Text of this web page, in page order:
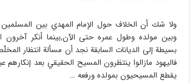
ولا شك أن الخلاف حول الإمام المهدي بين
وبين مولده وطول عمره حتى الآن,بينما أنكر آخرون
بسيطة إلى الديانات السابقة نجد أن مسألة انتظار
فاليهود مازالوا ينتظرون المسيح الحقيقي بعد إنكارهم
يقطع المسيحيون بمولده ورفعه …